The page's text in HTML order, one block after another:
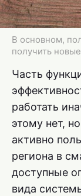
В основном,
получить
Часть
работать
этому нет,
активно
региона в
доступные
вида